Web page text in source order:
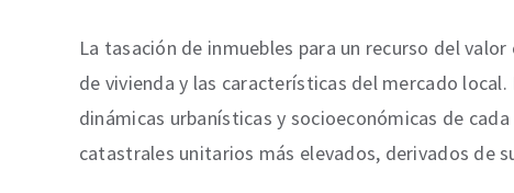
La tasación de inmuebles para un recurso del
de vivienda y las características del mercado
dinámicas urbanísticas y socioeconómicas de
catastrales unitarios más elevados, derivados de